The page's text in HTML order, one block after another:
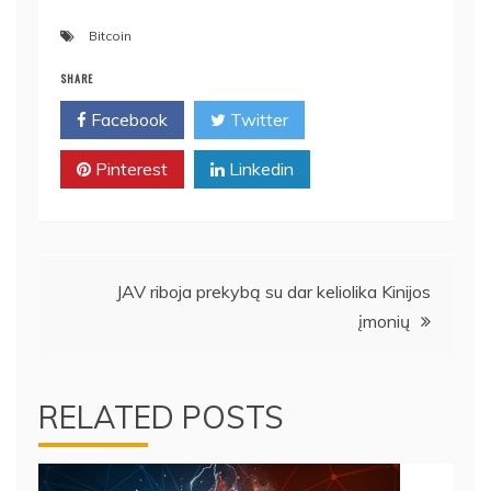
Bitcoin
SHARE
Facebook Twitter
Pinterest Linkedin
Navigacija
įrašų
JAV riboja prekybą su dar keliolika Kinijos
įmonių
RELATED POSTS